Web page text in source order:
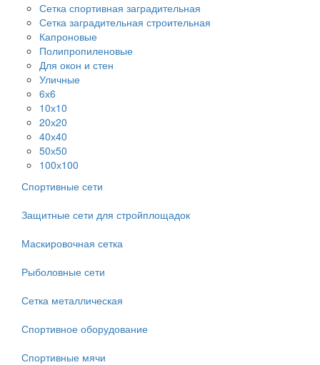
Сетка спортивная заградительная
Сетка заградительная строительная
Капроновые
Полипропиленовые
Для окон и стен
Уличные
6х6
10х10
20х20
40х40
50х50
100х100
Спортивные сети
Защитные сети для стройплощадок
Маскировочная сетка
Рыболовные сети
Сетка металлическая
Спортивное оборудование
Спортивные мячи